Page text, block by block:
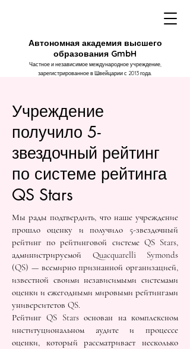
Автономная академия высшего
образования GmbH
Частное и независимое международное учреждение,
зарегистрированное в Швейцарии с 2013 года.
Учреждение
получило 5-
звездочный рейтинг
по системе рейтинга
QS Stars
Мы рады подтвердить, что наше учреждение
прошло оценку и получило 5-звездочный
рейтинг по рейтинговой системе QS Stars,
администрируемой Quacquarelli Symonds
(QS) — всемирно признанной организацией,
известной своими независимыми системами
оценки и ежегодными мировыми рейтингами
университетов QS.
Рейтинг QS Stars основан на комплексном
институциональном аудите и процессе
оценки, который рассматривает несколько